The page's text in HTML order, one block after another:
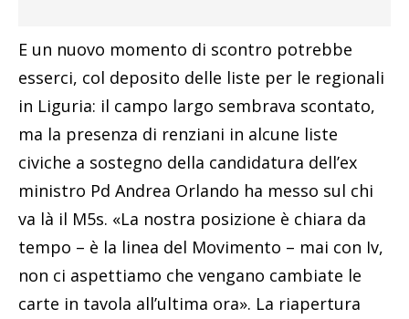
E un nuovo momento di scontro potrebbe
esserci, col deposito delle liste per le regionali
in Liguria: il campo largo sembrava scontato,
ma la presenza di renziani in alcune liste
civiche a sostegno della candidatura dell’ex
ministro Pd Andrea Orlando ha messo sul chi
va là il M5s. «La nostra posizione è chiara da
tempo – è la linea del Movimento – mai con Iv,
non ci aspettiamo che vengano cambiate le
carte in tavola all’ultima ora». La riapertura